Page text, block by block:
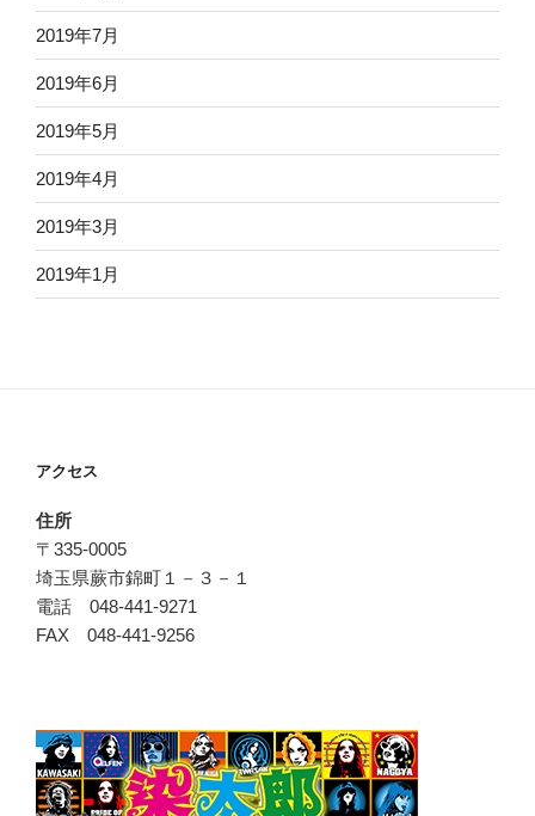
2019年7月
2019年6月
2019年5月
2019年4月
2019年3月
2019年1月
アクセス
住所
〒335-0005
埼玉県蕨市錦町１－３－１
電話 048-441-9271
FAX 048-441-9256